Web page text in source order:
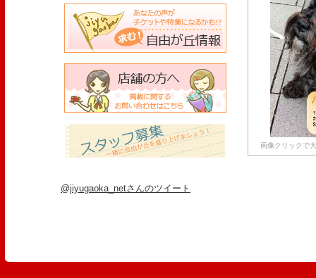
画像クリックで
@jiyugaoka_netさんのツイート